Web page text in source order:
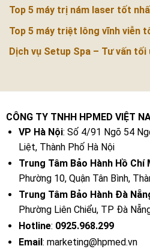
Top 5 máy trị nám laser tốt
Top 5 máy triệt lông vĩnh viễn
Dịch vụ Setup Spa – Tư vấn tối
CÔNG TY TNHH HPMED VIỆT
VP Hà Nội: Số 4/91 Ngõ 54
Liệt, Thành Phố Hà Nội
Trung Tâm Bảo Hành Hồ Chí
Phường 10, Quận Tân Bình,
Trung Tâm Bảo Hành Đà
Phường Liên Chiểu, TP Đà
Hotline: 0925.968.299
Email : marketing@hpmed.vn